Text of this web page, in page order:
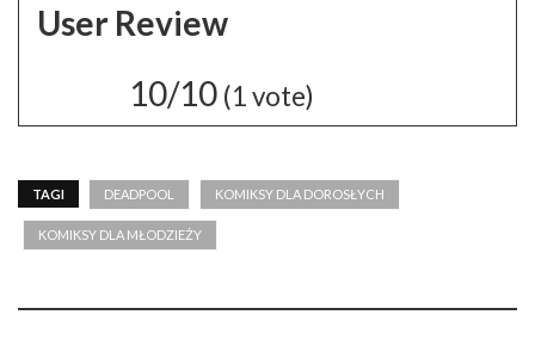
User Review
10/10 (1vote)
TAGI DEADPOOL KOMIKSY DLA DOROSŁYCH
KOMIKSY DLA MŁODZIEŻY